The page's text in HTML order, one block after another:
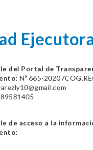
del Portal de
Nº 665-
de acceso a la